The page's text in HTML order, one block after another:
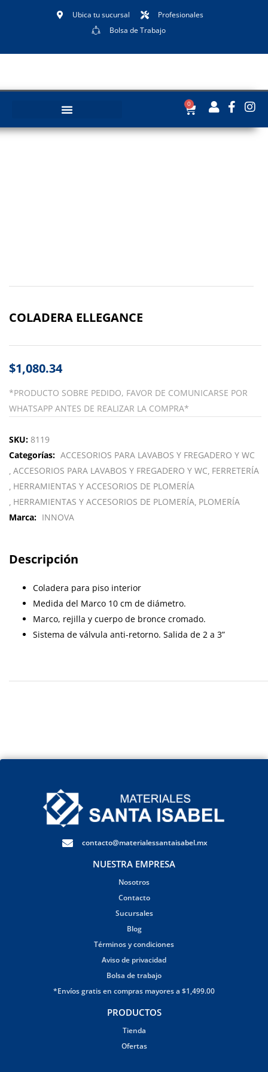
Ubica tu sucursal
Profesionales
Bolsa de Trabajo
0
COLADERA ELLEGANCE
$1,080.34
*PRODUCTO SOBRE PEDIDO, FAVOR DE COMUNICARSE POR
WHATSAPP ANTES DE REALIZAR LA COMPRA*
SKU: 8119
Categorías: ACCESORIOS PARA LAVABOS Y FREGADERO Y WC
ACCESORIOS PARA LAVABOS Y FREGADERO Y WC FERRETERÍA
HERRAMIENTAS Y ACCESORIOS DE PLOMERÍA
HERRAMIENTAS Y ACCESORIOS DE PLOMERÍA PLOMERÍA
Marca: INNOVA
Descripción
Coladera para piso interior
Medida del Marco 10 cm de diámetro.
Marco, rejilla y cuerpo de bronce cromado.
Sistema de válvula anti-retorno. Salida de 2 a 3”
contacto@materialessantaisabel.mx
NUESTRA EMPRESA
Nosotros
Contacto
Sucursales
Blog
Términos y condiciones
Aviso de privacidad
Bolsa de trabajo
*Envíos gratis en compras mayores a $1,499.00
PRODUCTOS
Tienda
Ofertas